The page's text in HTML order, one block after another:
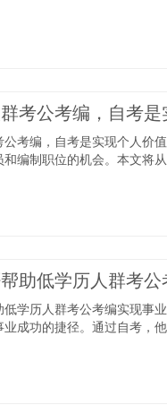
考公考编，自考是
公考编，自考是实现个人价
和编制职位的机会。本文将
助低学历人群考
低学历人群考公考编实现事
业成功的捷径。通过自考，